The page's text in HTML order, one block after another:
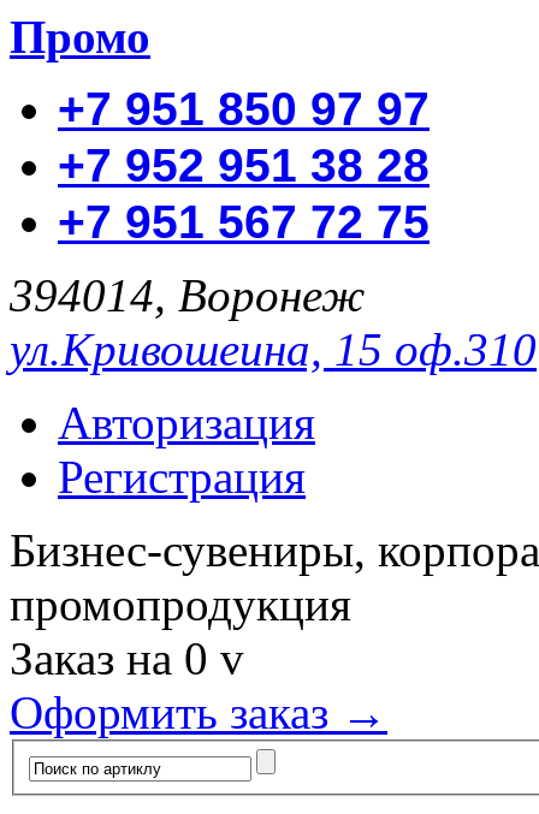
Промо
+7 951 850 97 97
+7 952 951 38 28
+7 951 567 72 75
394014, Воронеж
ул.Кривошеина, 15 оф.310
Авторизация
Регистрация
Бизнес-сувениры,
промопродукция
Заказ на 0 v
Оформить заказ →